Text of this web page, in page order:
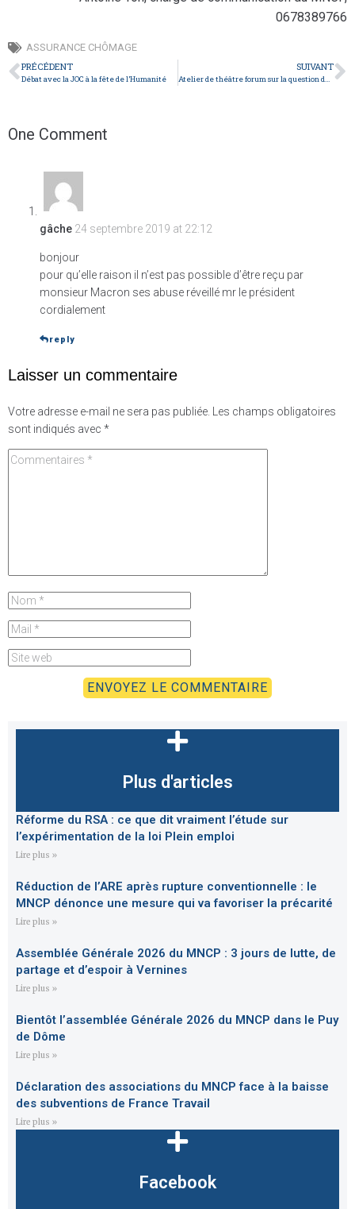
0678389766
ASSURANCE CHÔMAGE
PRÉCÉDENT
Débat avec la JOC à la fête de l’Humanité
SUIVANT
Atelier de théâtre forum sur la question du travail (La Fabrique Solidaire)
One Comment
gâche 24 septembre 2019 at 22:12
bonjour
pour qu’elle raison il n’est pas possible d’être reçu par
monsieur Macron ses abuse réveillé mr le président
cordialement
reply
Laisser un commentaire
Votre adresse e-mail ne sera pas publiée.
Les champs obligatoires
sont indiqués avec *
Plus d'articles
Réforme du RSA : ce que dit vraiment l’étude sur
l’expérimentation de la loi Plein emploi
Lire plus »
Réduction de l’ARE après rupture conventionnelle : le
MNCP dénonce une mesure qui va favoriser la précarité
Lire plus »
Assemblée Générale 2026 du MNCP : 3 jours de lutte, de
partage et d’espoir à Vernines
Lire plus »
Bientôt l’assemblée Générale 2026 du MNCP dans le Puy
de Dôme
Lire plus »
Déclaration des associations du MNCP face à la baisse
des subventions de France Travail
Lire plus »
Facebook